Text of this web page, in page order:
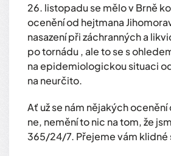
26. listopadu se mělo v Brně
ocenění od hejtmana
nasazení při záchranných a
po tornádu , ale to se s
na epidemiologickou situaci
na neurčito.
Ať už se nám nějakých
ne, nemění to nic na tom, že
365/24/7. Přejeme vám klidné